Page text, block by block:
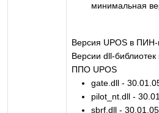
минимальная
Версия UPOS в ПИН-
Версии dll-
ППО UPOS
gate.dll -
pilot_nt.dll -
sbrf.dll - 30.01.05